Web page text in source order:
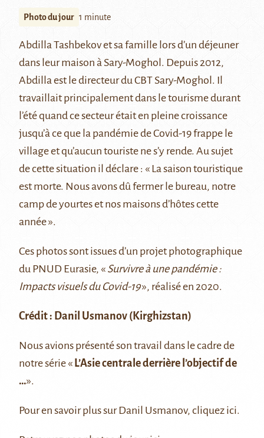
Photo du jour 1 minute
Abdilla Tashbekov et sa famille lors d’un déjeuner
dans leur maison à Sary-Moghol. Depuis 2012,
Abdilla est le directeur duCBT Sary-Moghol. Il
travaillait principalement dans le tourisme durant
l’été quand ce secteur était en pleine croissance
jusqu’à ce que la pandémie de Covid-19 frappe le
village et qu’aucun touriste ne s’y rende. Au sujet
de cette situation il déclare : « La saison touristique
est morte. Nous avons dû fermer le bureau, notre
camp de yourtes et nos maisons d’hôtes cette
année ».
Ces photos sont issues d’un projet photographique
du PNUD Eurasie, « Survivre à une pandémie :
Impacts visuels du Covid-19», réalisé en 2020.
Crédit : Danil Usmanov (Kirghizstan)
Nous avions présenté son travail dans le cadre de
notre série « L’Asie centrale derrière l’objectif de
…».
Pour en savoir plus sur Danil Usmanov, cliquez ici.